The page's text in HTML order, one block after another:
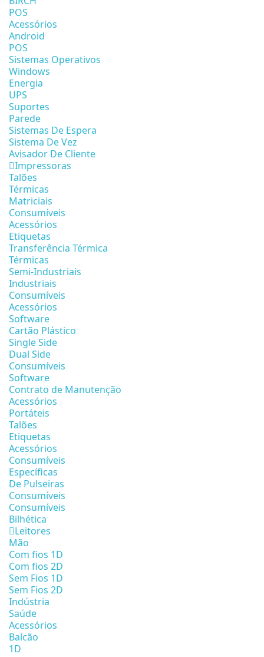
POS
Acessórios
Android
POS
Sistemas Operativos
Windows
Energia
UPS
Suportes
Parede
Sistemas De Espera
Sistema De Vez
Avisador De Cliente
Impressoras
Talões
Térmicas
Matriciais
Consumíveis
Acessórios
Etiquetas
Transferência Térmica
Térmicas
Semi-Industriais
Industriais
Consumíveis
Acessórios
Software
Cartão Plástico
Single Side
Dual Side
Consumíveis
Software
Contrato de Manutenção
Acessórios
Portáteis
Talões
Etiquetas
Acessórios
Consumíveis
Específicas
De Pulseiras
Consumíveis
Consumíveis
Bilhética
Leitores
Mão
Com fios 1D
Com fios 2D
Sem Fios 1D
Sem Fios 2D
Indústria
Saúde
Acessórios
Balcão
1D